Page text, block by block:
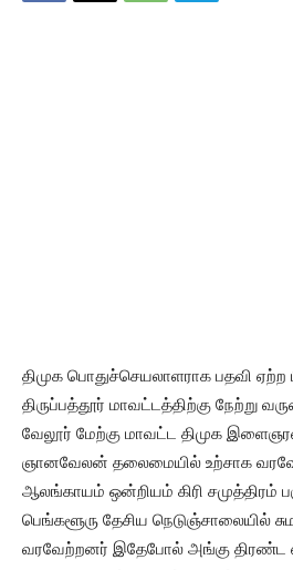
திமுக பொதுச்செயலாளராக பதவி
திருப்பத்தூர் மாவட்டத்திற்கு நேற்று
வேலூர் மேற்கு மாவட்ட திமுக
ஞானவேலன் தலைமையில் உற்சாக
ஆலங்காயம் ஒன்றியம் கிரி சமுத்திரம்
பெங்களூரு தேசிய நெடுஞ்சாலையில்
வரவேற்றனர் இதேபோல் அங்கு